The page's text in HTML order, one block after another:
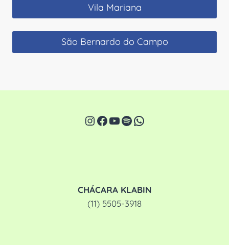
Vila Mariana
São Bernardo do Campo
Instagram
Facebook
Youtube
Spotify
WhatsApp
CHÁCARA KLABIN
(11) 5505-3918